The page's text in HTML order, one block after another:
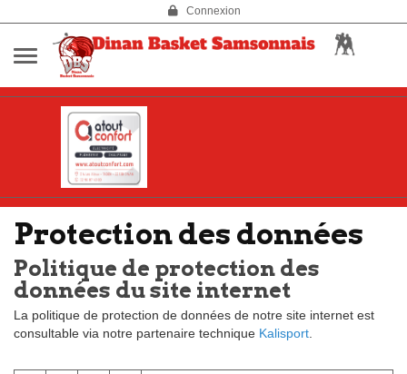
Connexion
Protection des données
Politique de protection des
données du site internet
La politique de protection de données de notre site internet est
consultable via notre partenaire technique Kalisport
Panneau de gestion des cookies